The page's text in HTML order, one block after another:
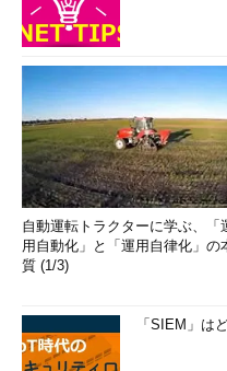
自動運転トラクターに学ぶ、「
用自動化」と「運用自律化」の
質 (1/3)
「SIEM」は